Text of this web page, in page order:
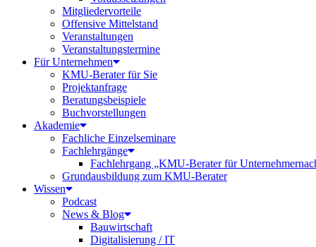
Mitgliedervorteile
Offensive Mittelstand
Veranstaltungen
Veranstaltungstermine
Für Unternehmen
KMU-Berater für Sie
Projektanfrage
Beratungsbeispiele
Buchvorstellungen
Akademie
Fachliche Einzelseminare
Fachlehrgänge
Fachlehrgang „KMU-Berater für
Grundausbildung zum KMU-Berater
Wissen
Podcast
News & Blog
Bauwirtschaft
Digitalisierung / IT